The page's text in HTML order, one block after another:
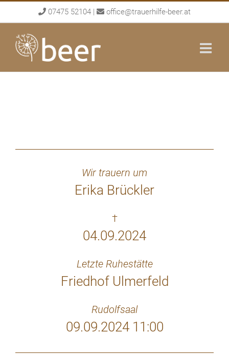
to
content
07475 52104 | office@trauerhilfe-beer.at
Wir trauern um
Erika Brückler
†
04.09.2024
Letzte Ruhestätte
Friedhof Ulmerfeld
Rudolfsaal
09.09.2024 11:00